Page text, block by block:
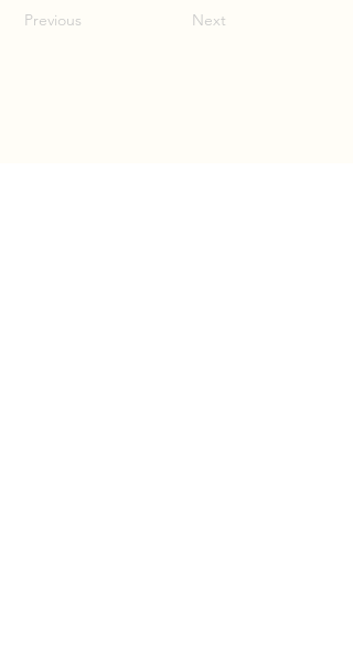
Previous Next